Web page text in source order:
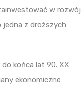
w rozwój
jedna z droższych
końca lat 90. XX
ekonomiczne